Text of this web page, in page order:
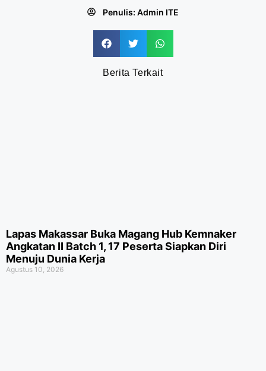
Penulis: Admin ITE
Berita Terkait
Lapas Makassar Buka Magang Hub Kemnaker
Angkatan II Batch 1, 17 Peserta Siapkan Diri
Menuju Dunia Kerja
Agustus 10, 2026